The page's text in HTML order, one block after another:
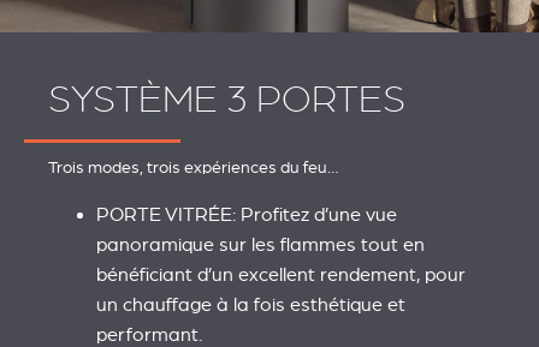
SYSTÈME 3 PORTES
Trois modes, trois expériences du feu…
PORTE VITRÉE: Profitez d’une vue
panoramique sur les flammes tout en
bénéficiant d’un excellent rendement, pour
un chauffage à la fois esthétique et
performant.